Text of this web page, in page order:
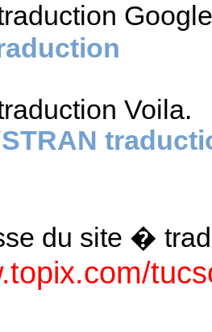
Voila.
du site �